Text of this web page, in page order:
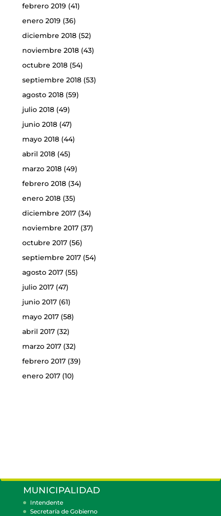
febrero 2019 (41)
enero 2019 (36)
diciembre 2018(52)
noviembre 2018(43)
octubre 2018(54)
septiembre 2018(53)
agosto 2018(59)
julio 2018(49)
junio 2018(47)
mayo 2018(44)
abril 2018(45)
marzo 2018(49)
febrero 2018(34)
enero 2018(35)
diciembre 2017(34)
noviembre 2017(37)
octubre 2017(56)
septiembre 2017(54)
agosto 2017(55)
julio 2017(47)
junio 2017(61)
mayo 2017(58)
abril 2017(32)
marzo 2017(32)
febrero 2017(39)
enero 2017(10)
MUNICIPALIDAD
Intendente
Secretaría de Gobierno